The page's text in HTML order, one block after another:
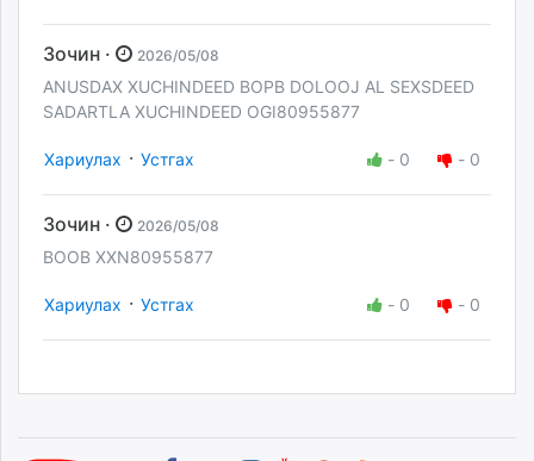
Зочин · 2026/05/08
ANUSDAX XUCHINDEED BOPB DOLOOJ AL SEXSDEED
SADARTLA XUCHINDEED OGI80955877
Хариулах · Устгах - 0 - 0
Зочин · 2026/05/08
BOOB XXN80955877
Хариулах · Устгах - 0 - 0